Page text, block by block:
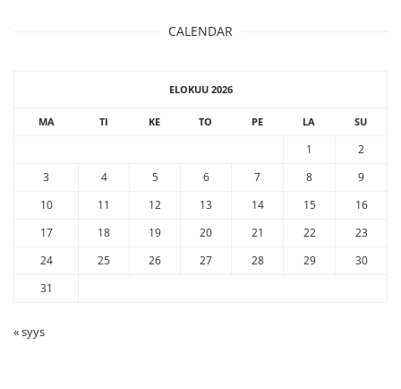
CALENDAR
ELOKUU 2026
MA TI KE TO PE LA SU
1
2
3
4 5 6 7 8
9
10
11 12 13 14 15
16
17
18 19 20 21 22
23
24
25 26 27 28 29
30
31
« syys